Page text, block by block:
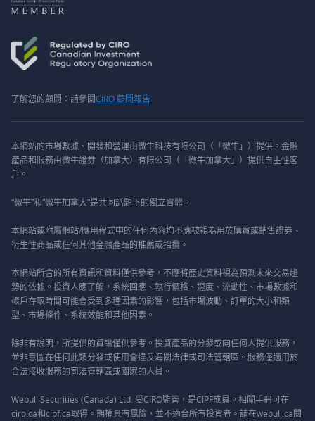
了解您的顧問：請參閱CIRO 顧問報告
本網站的市場數據、開發和營運由微牛科技有限公司（「微牛」）提供。金融
產品和服務由微牛證券（加拿大）有限公司（「微牛加拿大」）提供自主性客
戶。
“微牛”和“微牛加拿大”是共同話題下的獨立實體。
本網站或附屬網站/應用程式中的任何內容均不應被視為用於購買或銷售證券、
衍生性商品或任何其他金融產品的推薦或招攬。
本網站所含的所有資訊和資料僅供參考，不應將歷史資料視為預測未來交易趨
勢的依據。投資人應了解，系統回應、執行價格、速度、流動性、市場數據和
帳戶存取時間可能會受到多種因素的影響，包括市場波動、訂單的大小和類
型、市場條件、系統效能和其他因素。
除非有說明，所提供的資訊僅供參考。投資產品的分發或向任何人提供服務，
並非意圖在任何此類分發或使用會違反海關法律或司法管轄區。服務僅適用於
合法接收服務的司法管轄區或國家的人員。
Webull Securities (Canada) Ltd. 受CIRO監管，是CIPF成員。相關手冊可在
ciro.ca和cipf.ca取得。期權具有風險，並不適合所有投資者。請在webull.ca閱